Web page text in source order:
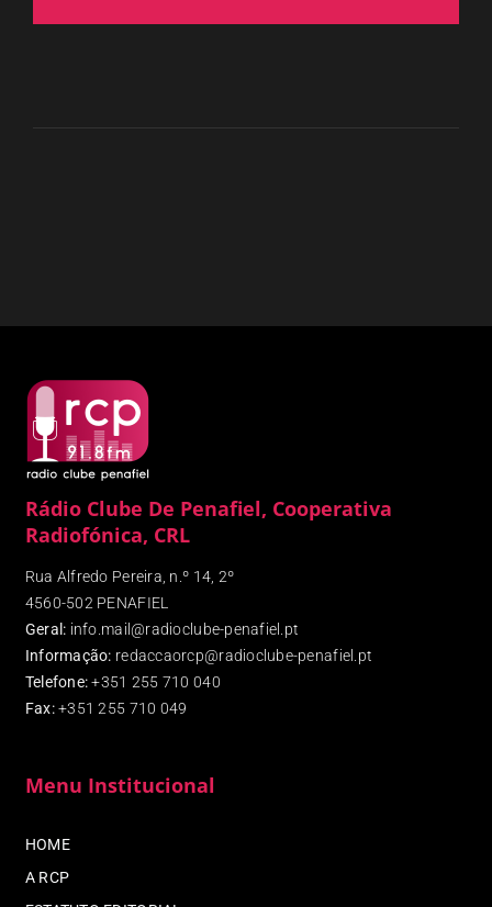
Rádio Clube De Penafiel, Cooperativa
Radiofónica, CRL
Rua Alfredo Pereira, n.º 14, 2º
4560-502 PENAFIEL
Geral: info.mail@radioclube-penafiel.pt
Informação: redaccaorcp@radioclube-penafiel.pt
Telefone: +351 255 710 040
Fax:+351 255 710 049
Menu Institucional
HOME
A RCP